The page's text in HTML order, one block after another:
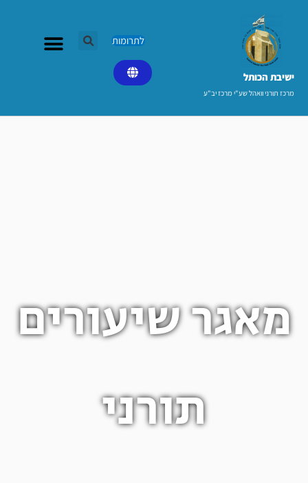
ישיבת הכותל​
מרכז תורני וואהל שע"י מרכז יב"ע
לתרומות
מאגר שיעורים
תורני